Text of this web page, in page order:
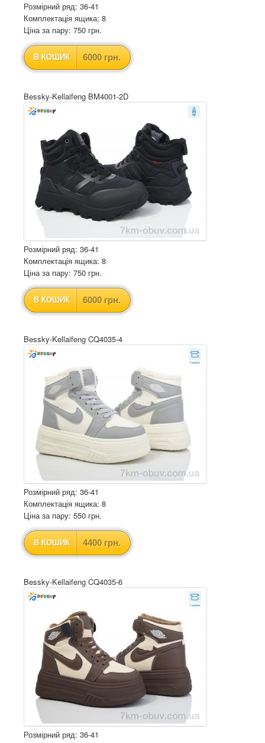
Розмірний ряд: 36-41
Комплектація ящика: 8
Ціна за пару: 750 грн.
В КОШИК 6000 грн.
Bessky-Kellaifeng BM4001-2D
Розмірний ряд: 36-41
Комплектація ящика: 8
Ціна за пару: 750 грн.
В КОШИК 6000 грн.
Bessky-Kellaifeng CQ4035-4
Розмірний ряд: 36-41
Комплектація ящика: 8
Ціна за пару: 550 грн.
В КОШИК 4400 грн.
Bessky-Kellaifeng CQ4035-6
Розмірний ряд: 36-41